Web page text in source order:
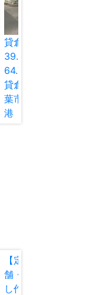
貸倉庫
39.33
64.74
貸倉庫 千葉県千
葉市中央区中央
港 約64.74坪
【定借】貸し店
舗・貸し倉庫・貸
し作業所 東京都